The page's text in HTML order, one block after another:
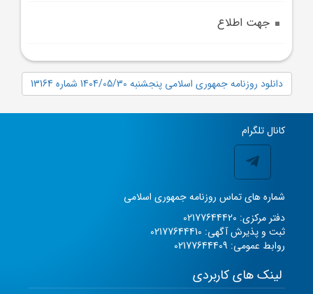
جهت اطلاع
دانلود روزنامه جمهوری اسلامی پنجشنبه 1404/05/30 شماره 13164
کانال تلگرام
شماره های تماس روزنامه جمهوری اسلامی
دفتر مرکزی: 02177644420
ثبت و پذیرش آگهی: 02177644410
روابط عمومی: 02177644409
لینک های کاربردی